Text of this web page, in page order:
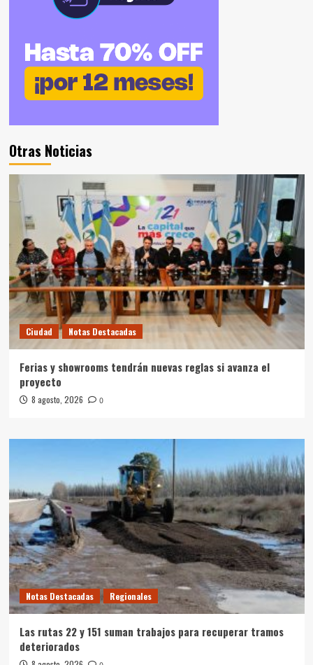
Otras Noticias
Ciudad Notas Destacadas
Ferias y showrooms tendrán nuevas reglas si avanza el
proyecto
8 agosto, 2026 0
Notas Destacadas Regionales
Las rutas 22 y 151 suman trabajos para recuperar tramos
deteriorados